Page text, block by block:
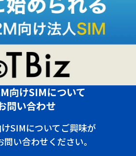
向けSIMについて
問い合わせ
SIMについてご興味が
問い合わせください。